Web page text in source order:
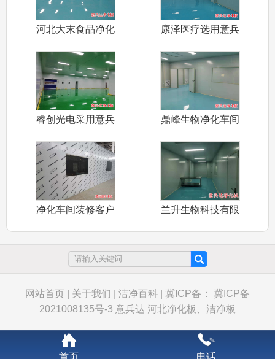
河北大末食品净化
康泽医疗选用意兵
睿创光电采用意兵
鼎峰生物净化车间
净化车间装修客户
兰升生物科技有限
网站首页 关于我们 洁净百科
冀ICP备： 冀ICP备
2021008135号-3 意兵达 河北净化板、洁净板
首页 电话